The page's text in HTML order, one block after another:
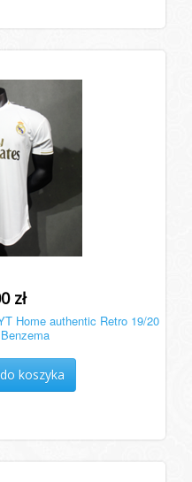
zł
Home authentic Retro 19/20
do koszyka